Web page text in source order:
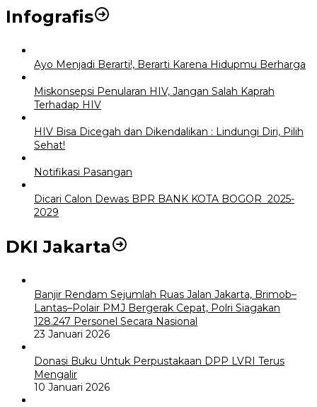
Infografis
Ayo Menjadi Berarti!, Berarti Karena Hidupmu Berharga
Miskonsepsi Penularan HIV, Jangan Salah Kaprah
Terhadap HIV
HIV Bisa Dicegah dan Dikendalikan : Lindungi Diri, Pilih
Sehat!
Notifikasi Pasangan
Dicari Calon Dewas BPR BANK KOTA BOGOR 2025-
2029
DKI Jakarta
Banjir Rendam Sejumlah Ruas Jalan Jakarta, Brimob–
Lantas–Polair PMJ Bergerak Cepat, Polri Siagakan
128.247 Personel Secara Nasional
23 Januari 2026
Donasi Buku Untuk Perpustakaan DPP LVRI Terus
Mengalir
10 Januari 2026